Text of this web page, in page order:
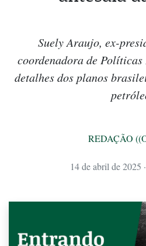
Suely Araujo, ex-
coordenadora de
detalhes dos planos
REDAÇÃO
14 de abril de 2025 ·